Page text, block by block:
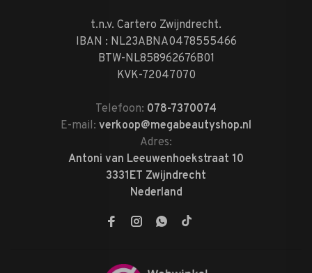
t.n.v. Cartero Zwijndrecht.
IBAN : NL23ABNA0478555466
BTW-NL858962676B01
KVK-72047070
Telefoon: 078-7370074
E-mail: verkoop@megabeautyshop.nl
Adres:
Antoni van Leeuwenhoekstraat 10
3331ET Zwijndrecht
Nederland